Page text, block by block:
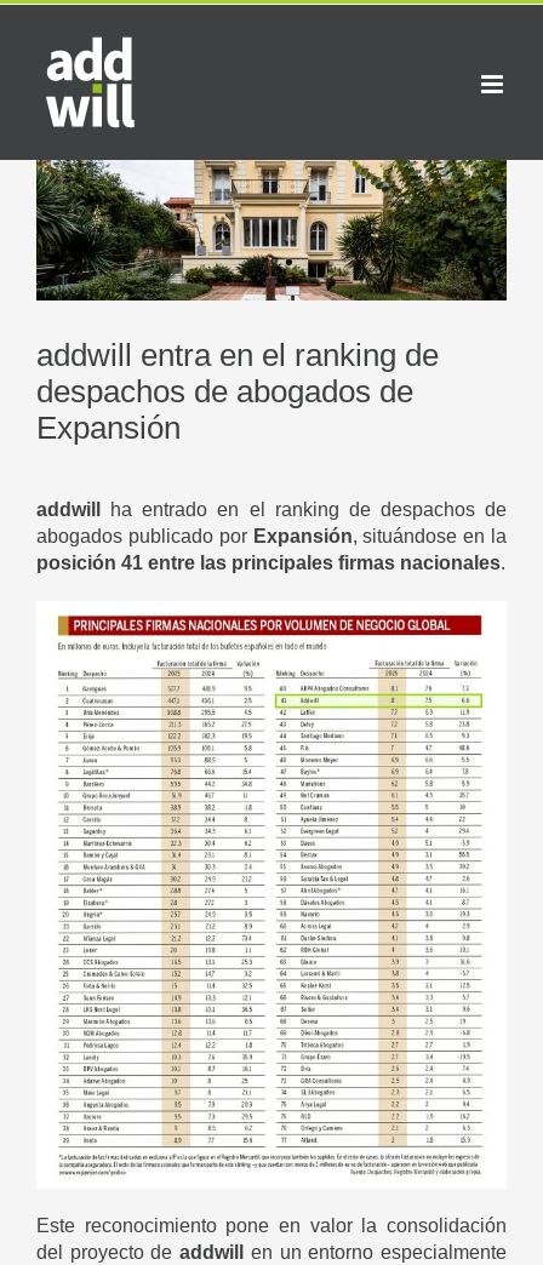
Saltar
contenido
Ver
imagen
más
grande
addwill entra en el ranking de
despachos de abogados de
Expansión
addwill
ha entrado en el ranking de despachos de
abogados publicado por Expansión, situándose en la
posición 41 entre las principales firmas nacionales.
Este reconocimiento pone en valor la consolidación
del proyecto deaddwill
en un entorno especialmente